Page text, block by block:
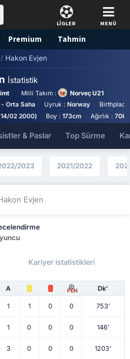
LİGLER MENÜ
Premium Tahmin
/ Hakon Evjen
İstatistik
Milli Takım :
Norveç U21
Orta Saha Uyruk :Norway
02 2000) Boy :173cm Ağırlık : 70kg
& Paslar Top Sürme
2023 2021/2022
Evjen
Kariyer istatistikleri
A PEN Dk'
1 1 0 0 753'
1 0 0 0 146'
3 0 0 0 1203'